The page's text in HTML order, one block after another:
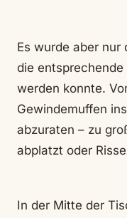
Es wurde aber
die
werden konnte.
Gewindemuffen
abzuraten – zu
abplatzt oder
In der Mitte der